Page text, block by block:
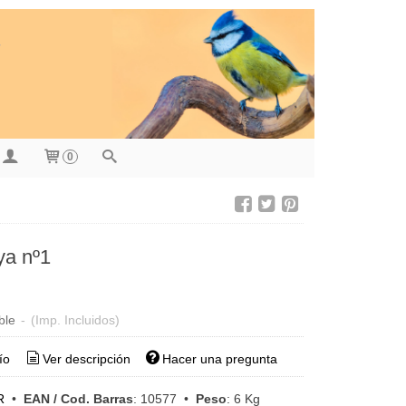
0
nº1
- (Imp. Incluidos)
Ver descripción Hacer una pregunta
• EAN / Cod. Barras: 10577 • Peso: 6 Kg